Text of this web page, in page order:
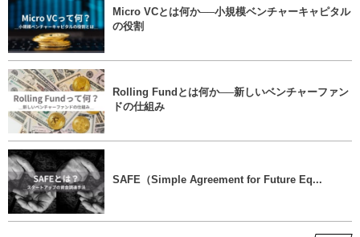
Micro VCとは何か──小規模ベンチャーキャピタル
の役割
Rolling Fundとは何か──新しいベンチャーファン
ドの仕組み
SAFE（Simple Agreement for Future Eq...